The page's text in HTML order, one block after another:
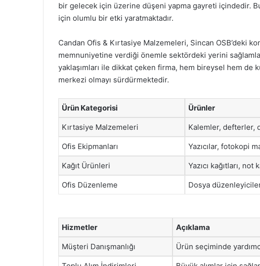
bir gelecek için üzerine düşeni yapma gayreti içindedir.
için olumlu bir etki yaratmaktadır.
Candan Ofis & Kırtasiye Malzemeleri, Sincan OSB’deki
memnuniyetine verdiği önemle sektördeki yerini
yaklaşımları ile dikkat çeken firma, hem bireysel hem
merkezi olmayı sürdürmektedir.
Ürün Kategorisi Ürünler
Kırtasiye Malzemeleri Kalemler, defterler,
Ofis Ekipmanları Yazıcılar, fotokopi
Kağıt Ürünleri Yazıcı kağıtları,
Ofis Düzenleme Dosya
Hizmetler Açıklama
Müşteri Danışmanlığı Ürün seçiminde